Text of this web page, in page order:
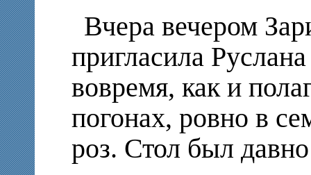
Вчера вечером
пригласила
вовремя, как и
погонах, ровно в
роз. Стол был